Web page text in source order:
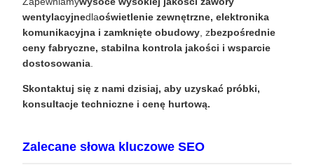
wentylacyjnedlaoświetlenie zewnętrzne, elektronika
komunikacyjna i zamknięte obudowy , zbezpośrednie
ceny fabryczne, stabilna kontrola jakości i wsparcie
dostosowania
Skontaktuj się z nami dzisiaj, aby uzyskać próbki,
konsultacje techniczne i cenę hurtową.
Zalecane słowa kluczowe SEO